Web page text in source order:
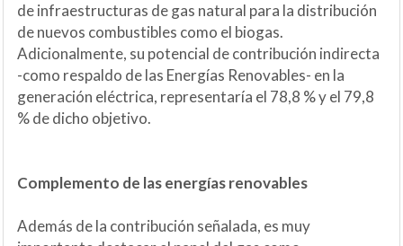
de infraestructuras de gas natural para la distribución
de nuevos combustibles como el biogas.
Adicionalmente, su potencial de contribución indirecta
-como respaldo de las Energías Renovables- en la
generación eléctrica, representaría el 78,8 % y el 79,8
% de dicho objetivo.
Complemento de las energías renovables
Además de la contribución señalada, es muy